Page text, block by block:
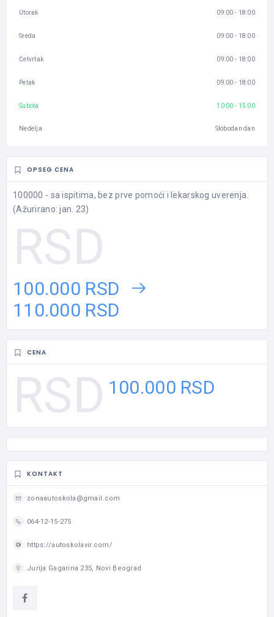
Utorak 09:00 - 18:00
Sreda 09:00 - 18:00
Četvrtak 09:00 - 18:00
Petak 09:00 - 18:00
Subota 10:00 - 15:00
Nedelja Slobodan dan
OPSEG CENA
100000 - sa ispitima, bez prve pomoći i lekarskog uverenja.
(Ažurirano: jan. 23)
100.000 RSD
110.000 RSD
CENA
100.000 RSD
KONTAKT
zonaautoskola@gmail.com
064-12-15-275
https://autoskolavir.com/
Jurija Gagarina 235, Novi Beograd